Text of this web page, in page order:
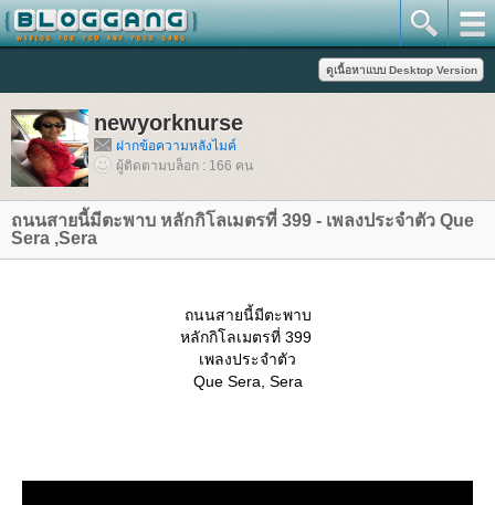
newyorknurse
ฝากข้อความหลังไมค์
ผู้ติดตามบล็อก : 166 คน
ถนนสายนี้มีตะพาบ หลักกิโลเมตรที่ 399 - เพลงประจำตัว Que
Sera ,Sera
ถนนสายนี้มีตะพาบ
หลักกิโลเมตรที่ 399
เพลงประจำตัว
Que Sera, Sera